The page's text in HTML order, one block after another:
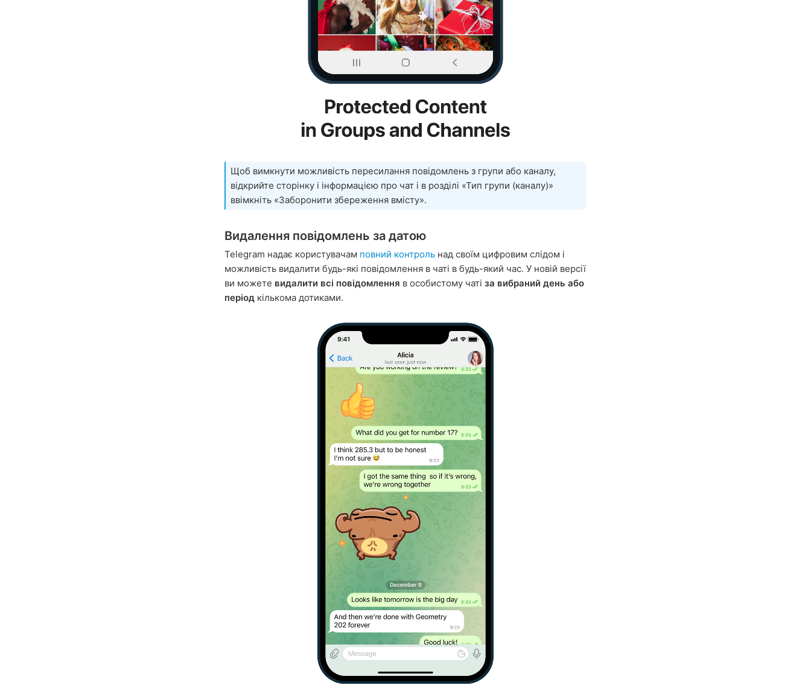
Щоб вимкнути можливість пересилання повідомлень з групи або каналу,
відкрийте сторінку і інформацією про чат і в розділі «Тип групи (каналу)»
ввімкніть «Заборонити збереження вмісту».
Видалення повідомлень за датою
Telegram надає користувачам повний контроль над своїм цифровим слідом і
можливість видалити будь-які повідомлення в чаті в будь-який час. У новій версії
ви можете видалити всі повідомлення в особистому чаті за вибраний день або
період кількома дотиками.